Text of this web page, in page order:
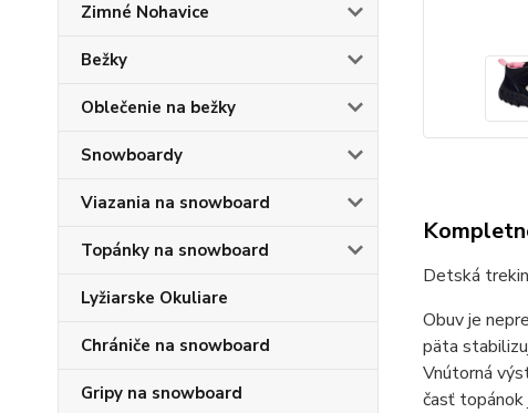
Zimné Nohavice
Bežky
Oblečenie na bežky
Snowboardy
Viazania na snowboard
Topánky na snowboard
Lyžiarske Okuliare
Chrániče na snowboard
Gripy na snowboard
Detská
Obuv je
päta
Vnútorná
časť topánok